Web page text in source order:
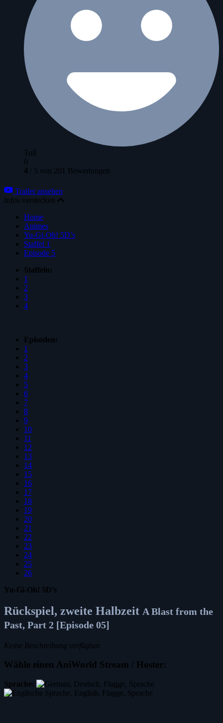
Toll
0
4 / 5 von 201 Bewertungen
Trailer ansehen
Infos verstecken
Home
Animes
Yu-Gi-Oh! 5D’s
Staffel 1
Episode 5
Staffeln:
1
2
3
4
Episoden:
1
2
3
4
5
6
7
8
9
10
11
12
13
14
15
16
17
18
19
20
21
22
23
24
25
26
Yu-Gi-Oh! 5D’s
Rückspiel, zweite Halbzeit A Blast from the
Past, Part 2 [Episode 05]
Keine Beschreibung verfügbar.
Wähle einen AniWorld Stream / Hoster:
Sprache: